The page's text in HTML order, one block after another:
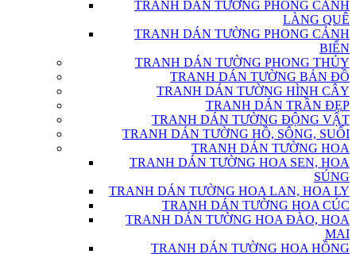
TRANH DÁN TƯỜNG PHONG CẢNH
LÀNG QUÊ
TRANH DÁN TƯỜNG PHONG CẢNH
BIỂN
TRANH DÁN TƯỜNG PHONG THỦY
TRANH DÁN TƯỜNG BẢN ĐỒ
TRANH DÁN TƯỜNG HÌNH CÂY
TRANH DÁN TRẦN ĐẸP
TRANH DÁN TƯỜNG ĐỘNG VẬT
TRANH DÁN TƯỜNG HỒ, SÔNG, SUỐI
TRANH DÁN TƯỜNG HOA
TRANH DÁN TƯỜNG HOA SEN, HOA
SÚNG
TRANH DÁN TƯỜNG HOA LAN, HOA LY
TRANH DÁN TƯỜNG HOA CÚC
TRANH DÁN TƯỜNG HOA ĐÀO, HOA
MAI
TRANH DÁN TƯỜNG HOA HỒNG